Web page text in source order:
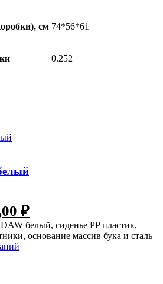
см 74*56*61
0.252
₽
белый, сиденье PP пластик,
основание массив бука и сталь